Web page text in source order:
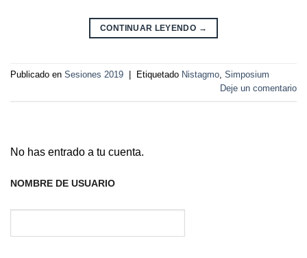
CONTINUAR LEYENDO →
Publicado en Sesiones 2019 Etiquetado Nistagmo, Simposium
Deje un comentario
No has entrado a tu cuenta.
NOMBRE DE USUARIO